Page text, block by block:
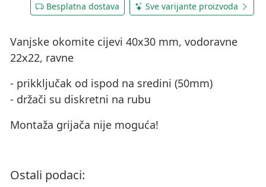
Besplatna dostava Sve varijante proizvoda
Vanjske okomite cijevi 40x30 mm, vodoravne
22x22, ravne
- prikključak od ispod na sredini (50mm)
- držači su diskretni na rubu
Montaža grijača nije moguća!
Ostali podaci: